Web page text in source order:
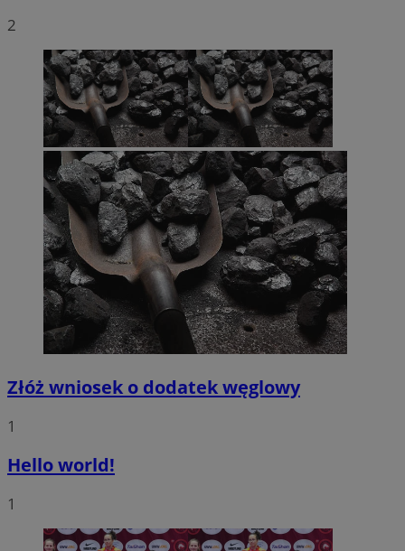
2
Złóż wniosek o dodatek węglowy
1
Hello world!
1